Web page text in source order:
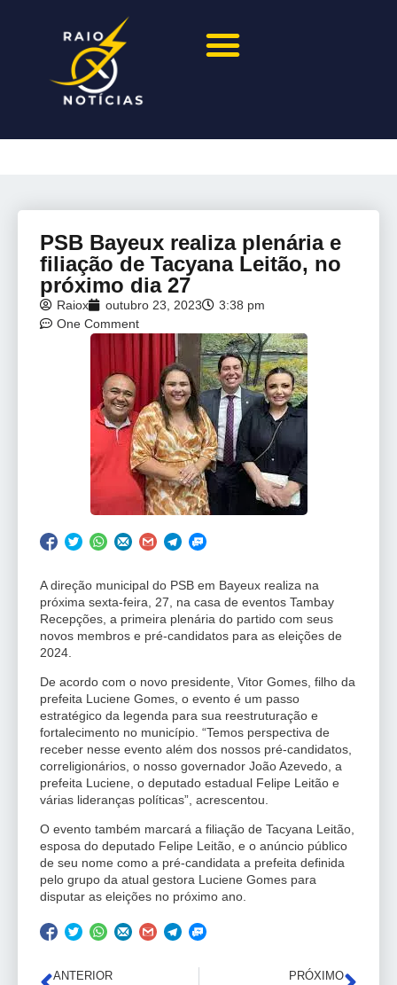
PSB Bayeux realiza plenária e
filiação de Tacyana Leitão, no
próximo dia 27
Raiox outubro 23, 2023
3:38 pm
One Comment
A direção municipal do PSB em Bayeux realiza na
próxima sexta-feira, 27, na casa de eventos Tambay
Recepções, a primeira plenária do partido com seus
novos membros e pré-candidatos para as eleições de
2024.
De acordo com o novo presidente, Vitor Gomes, filho da
prefeita Luciene Gomes, o evento é um passo
estratégico da legenda para sua reestruturação e
fortalecimento no município. “Temos perspectiva de
receber nesse evento além dos nossos pré-candidatos,
correligionários, o nosso governador João Azevedo, a
prefeita Luciene, o deputado estadual Felipe Leitão e
várias lideranças políticas”, acrescentou.
O evento também marcará a filiação de Tacyana Leitão,
esposa do deputado Felipe Leitão, e o anúncio público
de seu nome como a pré-candidata a prefeita definida
pelo grupo da atual gestora Luciene Gomes para
disputar as eleições no próximo ano.
ANTERIOR PRÓXIMO